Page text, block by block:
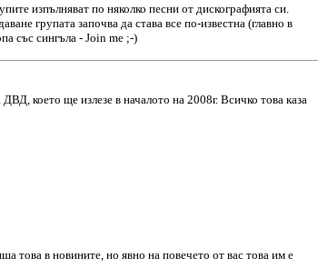
изпълняват по няколко песни от дискографията си.
групата започва да става все по-известна (главно в
със сингъла - Join me ;-)
което ще излезе в началото на 2008г. Всичко това каза
това в новините, но явно на повечето от вас това им е